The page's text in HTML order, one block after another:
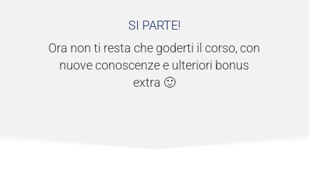
SI PARTE!
Ora non ti resta che goderti il corso, con
nuove conoscenze e ulteriori bonus
extra 🙂